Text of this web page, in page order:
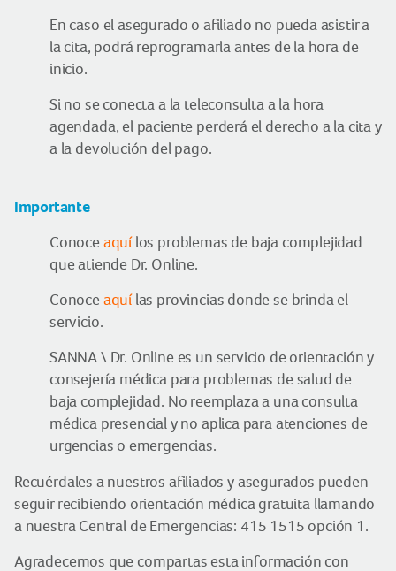
En caso el asegurado o afiliado no pueda asistir a
la cita, podrá reprogramarla antes de la hora de
inicio.
Si no se conecta a la teleconsulta a la hora
agendada, el paciente perderá el derecho a la cita y
a la devolución del pago.
Importante
Conoce aquílos problemas de baja complejidad
que atiende Dr. Online.
Conoce aquílas provincias donde se brinda el
servicio.
SANNA \ Dr. Online es un servicio de orientación y
consejería médica para problemas de salud de
baja complejidad. No reemplaza a una consulta
médica presencial y no aplica para atenciones de
urgencias o emergencias.
Recuérdales a nuestros afiliados y asegurados pueden
seguir recibiendo orientación médica gratuita llamando
a nuestra Central de Emergencias: 415 1515 opción 1.
Agradecemos que compartas esta información con